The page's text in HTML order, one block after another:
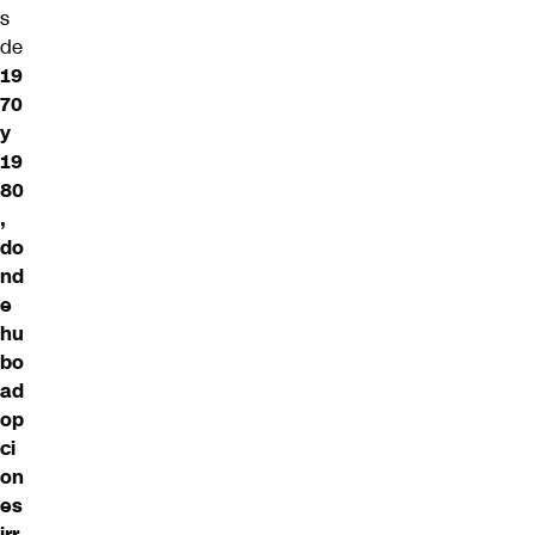
s
de
19
70
y
19
80
,
do
nd
e
hu
bo
ad
op
ci
on
es